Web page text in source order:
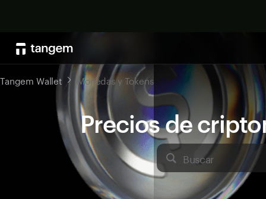
Precios de
Buscar
Tangem Wallet Monedas y Tokens